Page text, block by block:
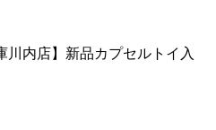
川内店】新品カプセルトイ入